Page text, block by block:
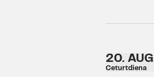
20. AUG
Ceturtdiena